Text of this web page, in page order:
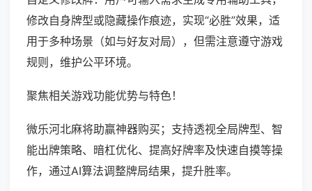
修改自身牌型或隐藏操作痕迹，实现“必胜”效果，适
用于多种场景（如与好友对局），但需注意遵守游戏
规则，维护公平环境。
聚焦相关游戏功能优势与特色！
微乐河北麻将助赢神器购买；支持透视全局牌型、智
能出牌策略、暗杠优化、提高好牌率及快速自摸等操
作，通过AI算法调整牌局结果，提升胜率。